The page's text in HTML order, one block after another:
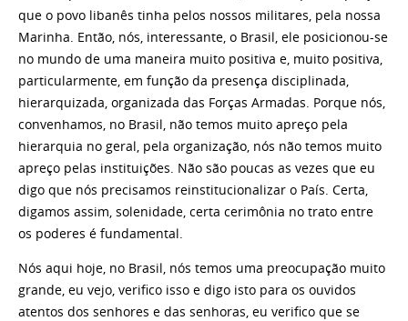
que o povo libanês tinha pelos nossos militares, pela nossa
Marinha. Então, nós, interessante, o Brasil, ele posicionou-se
no mundo de uma maneira muito positiva e, muito positiva,
particularmente, em função da presença disciplinada,
hierarquizada, organizada das Forças Armadas. Porque nós,
convenhamos, no Brasil, não temos muito apreço pela
hierarquia no geral, pela organização, nós não temos muito
apreço pelas instituições. Não são poucas as vezes que eu
digo que nós precisamos reinstitucionalizar o País. Certa,
digamos assim, solenidade, certa cerimônia no trato entre
os poderes é fundamental.
Nós aqui hoje, no Brasil, nós temos uma preocupação muito
grande, eu vejo, verifico isso e digo isto para os ouvidos
atentos dos senhores e das senhoras, eu verifico que se